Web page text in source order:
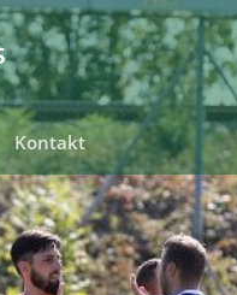
Kontakt